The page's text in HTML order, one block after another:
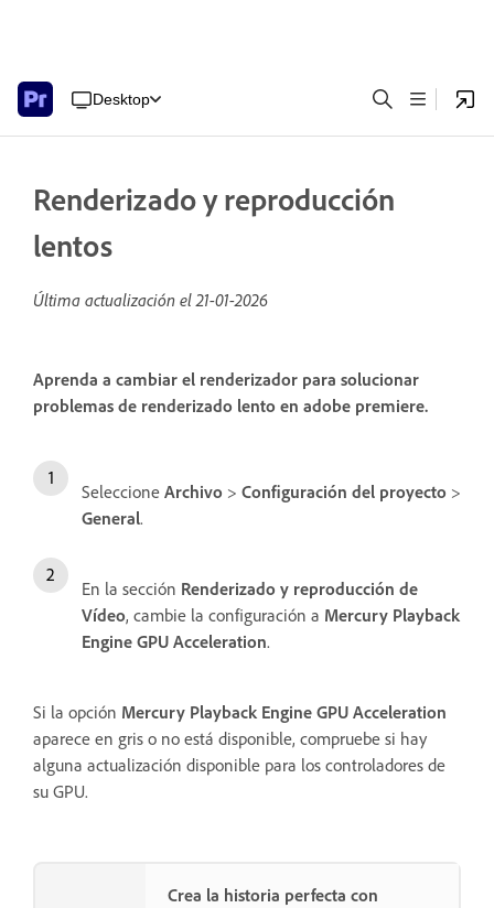
Desktop
Renderizado y reproducción
lentos
Última actualización el21-01-2026
Aprenda a cambiar el renderizador para solucionar
problemas de renderizado lento en adobe premiere.
Seleccione Archivo > Configuración del proyecto >
General.
En la sección Renderizado y reproducción de
Vídeo, cambie la configuración a Mercury Playback
Engine GPU Acceleration.
Si la opción Mercury Playback Engine GPU Acceleration
aparece en gris o no está disponible, compruebe si hay
alguna actualización disponible para los controladores de
su GPU.
Crea la historia perfecta con